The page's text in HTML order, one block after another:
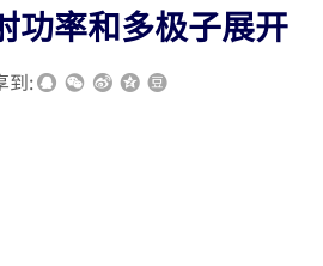
功率和多极子展开
到: